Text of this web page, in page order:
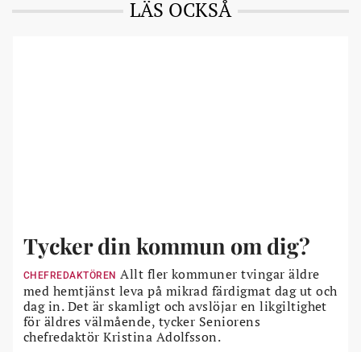
LÄS OCKSÅ
Tycker din kommun om dig?
CHEFREDAKTÖREN Allt fler kommuner tvingar äldre
med hemtjänst leva på mikrad färdigmat dag ut och
dag in. Det är skamligt och avslöjar en likgiltighet
för äldres välmående, tycker Seniorens
chefredaktör Kristina Adolfsson.